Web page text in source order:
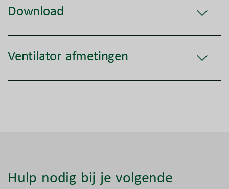
Download
Ventilator afmetingen
Hulp nodig bij je volgende